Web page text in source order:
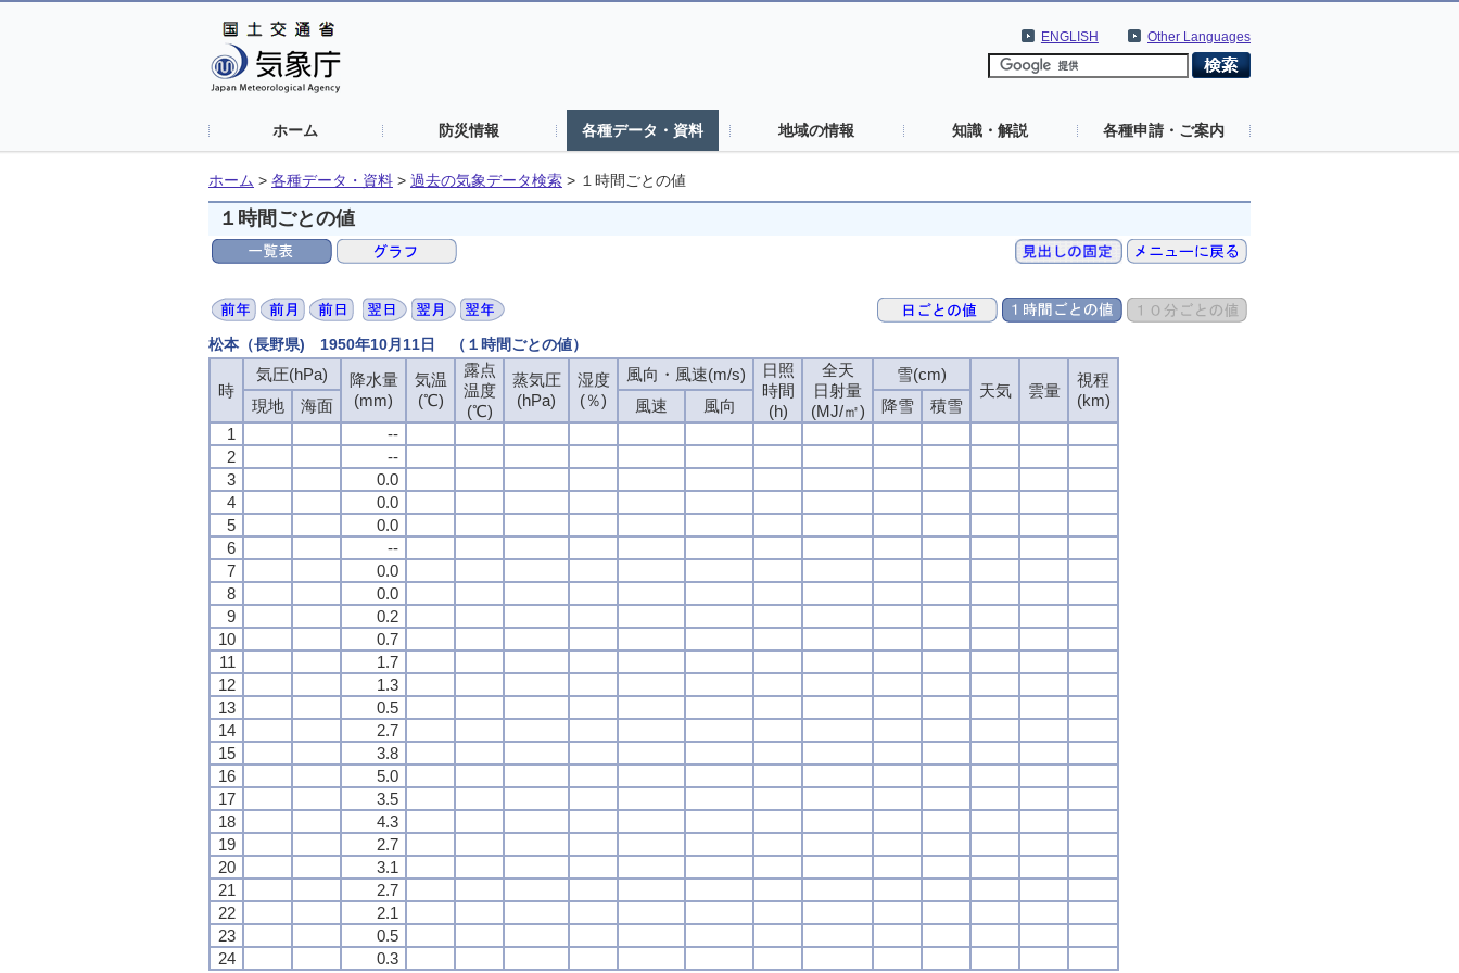
Other Languages
ENGLISH
ホーム 防災情報 各種データ・資料 地域の情報 知識・解説 各種申請・ご案内
ホーム > 各種データ・資料 > 過去の気象データ検索 > １時間ごとの値
１時間ごとの値
松本（長野県) 1950年10月11日 （１時間ごとの値）
時
気圧(hPa)
降水量
(mm)
気温
(℃)
露点
温度
(℃)
蒸気圧
(hPa)
湿度
(％)
風向・風速(m/s)
日照
時間
(h)
全天
日射量
(MJ/㎡)
雪(cm)
天気
雲量
視程
(km)
現地 海面 風速 風向 降雪
積雪
1
--
2
--
3
0.0
4
0.0
5
0.0
6
--
7
0.0
8
0.0
9
0.2
10
0.7
11
1.7
12
1.3
13
0.5
14
2.7
15
3.8
16
5.0
17
3.5
18
4.3
19
2.7
20
3.1
21
2.7
22
2.1
23
0.5
24
0.3